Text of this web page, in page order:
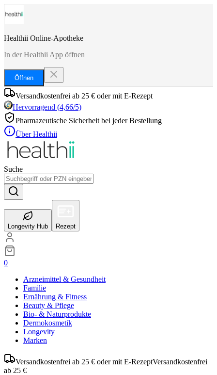
Healthii Online-Apotheke
In der Healthii App öffnen
Öffnen
Versandkostenfrei ab 25 € oder mit E-Rezept
Hervorragend (4,66/5)
Pharmazeutische Sicherheit bei jeder Bestellung
Über Healthii
Suche
Longevity Hub Rezept
0
Arzneimittel & Gesundheit
Familie
Ernährung & Fitness
Beauty & Pflege
Bio- & Naturprodukte
Dermokosmetik
Longevity
Marken
Versandkostenfrei ab 25 € oder mit E-RezeptVersandkostenfrei
ab 25 €